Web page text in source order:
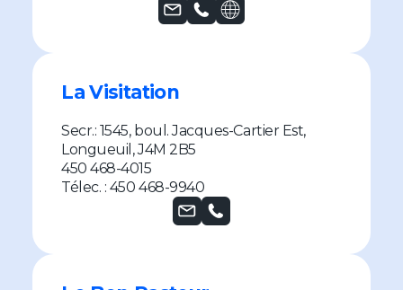
La Visitation
Secr.: 1545, boul. Jacques-Cartier Est,
Longueuil, J4M 2B5
450 468-4015
Télec. : 450 468-9940